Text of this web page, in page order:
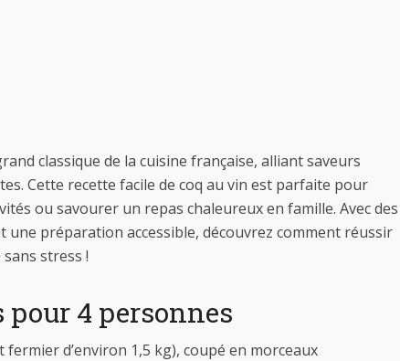
classique de la cuisine française, alliant saveurs
Cette recette facile de coq au vin est parfaite pour
ou savourer un repas chaleureux en famille. Avec des
une préparation accessible, découvrez comment réussir
stress !
4 personnes
fermier d’environ 1,5 kg), coupé en morceaux